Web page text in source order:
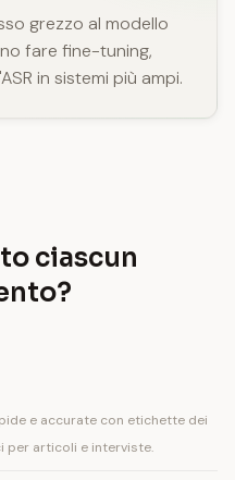
grezzo al modello
fare fine-tuning,
in sistemi più ampi.
ciascun
e accurate con etichette dei
per articoli e interviste.